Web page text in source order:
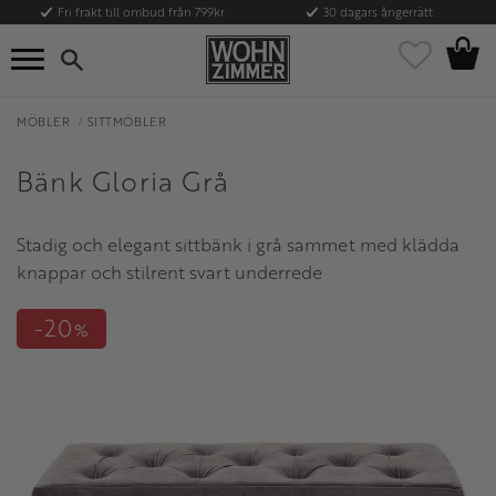
Meny
Fri frakt till ombud från 799kr 30 dagars ångerrätt
Favoriter
MÖBLER SITTMÖBLER
Bänk Gloria Grå
Stadig och elegant sittbänk i grå sammet med klädda
knappar och stilrent svart underrede
20%